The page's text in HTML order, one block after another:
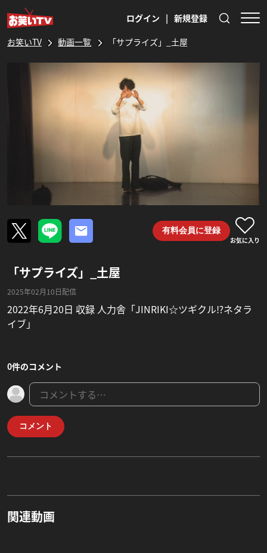
ログイン | 新規登録
お笑いTV 動画一覧 「サプライズ」_土屋
有料会員に登録
お気に入り
「サプライズ」_土屋
2025年02月10日配信
2022年6月20日 収録 人力舎「JINRIKI☆ツギクル⁉ネタラ
イブ」
0件のコメント
コメント
関連動画